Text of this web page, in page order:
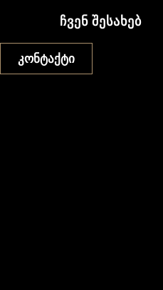
ᲩᲕᲔᲜ ᲨᲔᲡᲐᲮᲔᲑ
კონტაქტი